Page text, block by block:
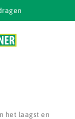
het laagst en